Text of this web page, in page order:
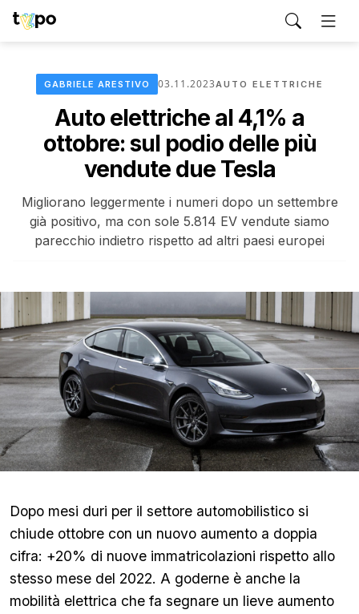
GABRIELE ARESTIVO 03.11.2023AUTO ELETTRICHE
Auto elettriche al 4,1% a
ottobre: sul podio delle più
vendute due Tesla
Migliorano leggermente i numeri dopo un settembre
già positivo, ma con sole 5.814 EV vendute siamo
parecchio indietro rispetto ad altri paesi europei
Dopo mesi duri per il settore automobilistico si
chiude ottobre con un nuovo aumento a doppia
cifra: +20% di nuove immatricolazioni rispetto allo
stesso mese del 2022. A goderne è anche la
mobilità elettrica che fa segnare un lieve aumento